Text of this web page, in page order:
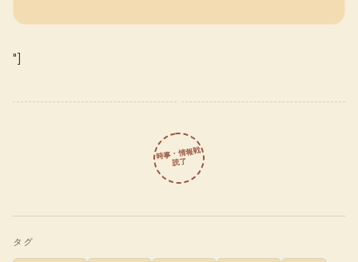
"]
時事・情報戦
読了
タグ